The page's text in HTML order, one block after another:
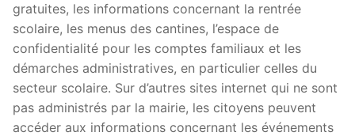
gratuites, les informations concernant la rentrée
scolaire, les menus des cantines, l’espace de
confidentialité pour les comptes familiaux et les
démarches administratives, en particulier celles du
secteur scolaire. Sur d’autres sites internet qui ne sont
pas administrés par la mairie, les citoyens peuvent
accéder aux informations concernant les événements